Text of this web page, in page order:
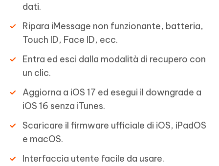
dati.
Ripara iMessage non funzionante, batteria,
Touch ID, Face ID, ecc.
Entra ed esci dalla modalità di recupero con
un clic.
Aggiorna a iOS 17 ed esegui il downgrade a
iOS 16 senza iTunes.
Scaricare il firmware ufficiale di iOS, iPadOS
e macOS.
Interfaccia utente facile da usare.